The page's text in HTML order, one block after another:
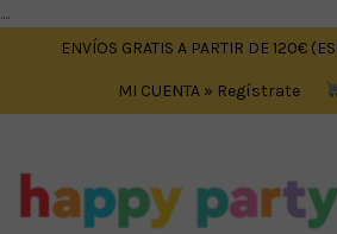
....
ENVÍOS GRATIS A PARTIR DE 120€
MI CUENTA » Regístrate